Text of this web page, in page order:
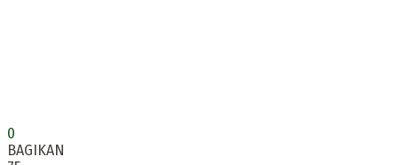
0
BAGIKAN